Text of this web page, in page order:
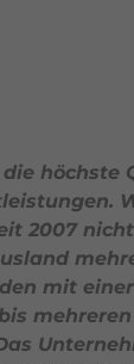
höchste
2007
mit